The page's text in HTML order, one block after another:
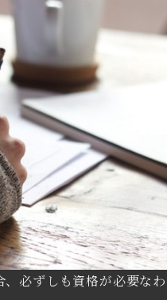
必ずしも資格が必要な